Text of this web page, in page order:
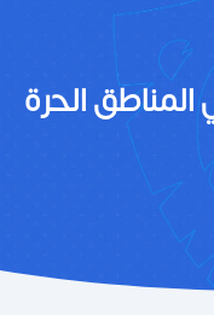
الحرة